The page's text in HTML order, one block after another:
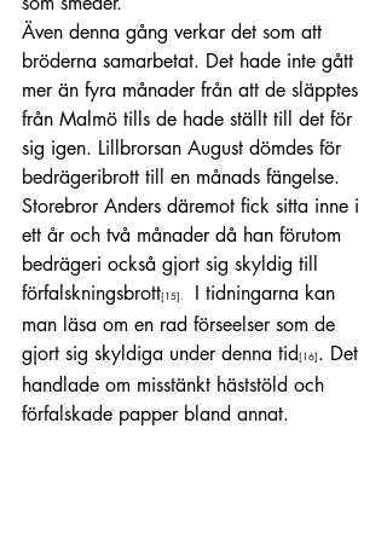
Även denna gång verkar det som att
bröderna samarbetat. Det hade inte gått
mer än fyra månader från att de släpptes
från Malmö tills de hade ställt till det för
sig igen. Lillbrorsan August dömdes för
bedrägeribrott till en månads fängelse.
Storebror Anders däremot fick sitta inne i
ett år och två månader då han förutom
bedrägeri också gjort sig skyldig till
förfalskningsbrott[15].
  I tidningarna kan
man läsa om en rad förseelser som de
gjort sig skyldiga under denna tid[16] . Det
handlade om misstänkt häststöld och
förfalskade papper bland annat.